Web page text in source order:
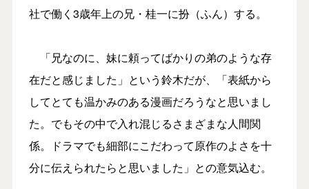
社で働く3歳年上の兄・桂一に扮（ふん）する。
「兄なのに、妹に頼ってばかりの弟のような存
在だと感じました」という鈴木だが、「表紙から
してとても温かみのある漫画だろうなと思いまし
た。でもその中で入れ混じるさまざまな人間関
係。ドラマでも細部にこだわって原作のよさを十
分に伝えられたらと思いました」との意気込む。